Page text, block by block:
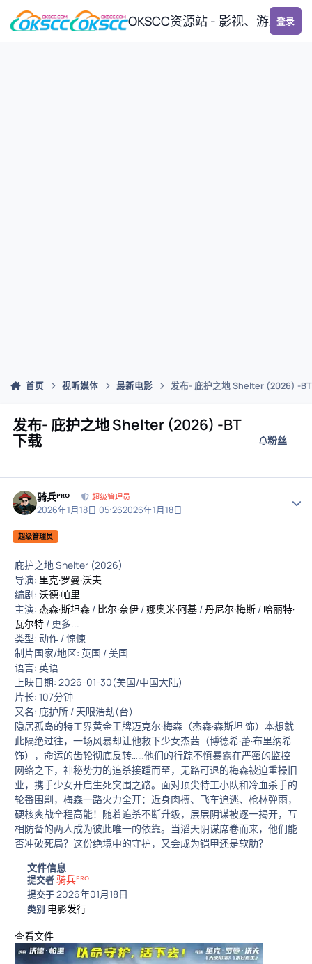
跳转到帖子
OKSCC资源站 - 影视、游戏、
登录
首页 视听媒体 最新电影 发布- 庇护之地 Shelter (2026) -
发布- 庇护之地 Shelter (2026) -BT
下载
粉丝
骑兵ᴾᴿᴼ 超级管理员
2026年1月18日 05:262026年1月18日
超级管理员
庇护之地 Shelter (2026)
导演: 里克·罗曼·沃夫
编剧: 沃德·帕里
主演: 杰森·斯坦森 / 比尔·奈伊 /娜奥米·阿基 /丹尼尔·梅斯 / 哈丽特·
瓦尔特 / 更多...
类型: 动作 / 惊悚
制片国家/地区: 英国 / 美国
语言: 英语
上映日期: 2026-01-30(美国/中国大陆)
片长: 107分钟
又名: 庇护所 / 天眼浩劫(台)
隐居孤岛的特工界黄金王牌迈克尔·梅森（杰森·森斯坦 饰）本想就
此隔绝过往，一场风暴却让他救下少女杰茜（博德希·蕾·布里纳希
饰），命运的齿轮彻底反转……他们的行踪不慎暴露在严密的监控
网络之下，神秘势力的追杀接踵而至，无路可退的梅森被迫重操旧
业，携手少女开启生死突围之路。面对顶尖特工小队和冷血杀手的
轮番围剿，梅森一路火力全开：近身肉搏、飞车追逃、枪林弹雨，
硬核爽战全程高能！随着追杀不断升级，层层阴谋被逐一揭开，互
相防备的两人成为彼此唯一的依靠。当滔天阴谋席卷而来，他们能
否冲破死局？这份绝境中的守护，又会成为铠甲还是软肋？
文件信息
提交者骑兵ᴾᴿᴼ
提交于2026年01月18日
类别 电影发行
查看文件